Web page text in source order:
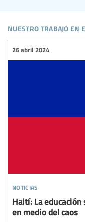
nuestro trabajo en
noticias
26 abril 2024
Haití: La
en medio del caos